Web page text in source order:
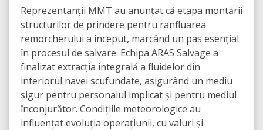
Reprezentanții MMT au anunțat că etapa montării
structurilor de prindere pentru ranfluarea
remorcherului a început, marcând un pas esențial
în procesul de salvare. Echipa ARAS Salvage a
finalizat extracția integrală a fluidelor din
interiorul navei scufundate, asigurând un mediu
sigur pentru personalul implicat și pentru mediul
înconjurător. Condițiile meteorologice au
influențat evoluția operațiunii, cu valuri și